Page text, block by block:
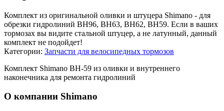
Комплект из оригинальной оливки и штуцера Shimano - для
обрезки гидролиний BH96, BH63, BH62, BH59. Если в ваших
тормозах вы видите стальной штуцер, а не латунный, данный
комплект не подойдет!
Категории: Запчасти для велосипедных тормозов
Комплект Shimano BH-59 из оливки и внутреннего
наконечника для ремонта гидролиний
О компании Shimano